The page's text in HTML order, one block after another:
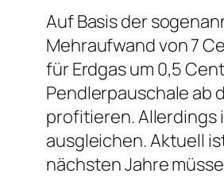
Auf Basis der
Mehraufwand von 7
für Erdgas um 0,5
Pendlerpauschale ab
profitieren. Allerdings
ausgleichen. Aktuell
nächsten Jahre